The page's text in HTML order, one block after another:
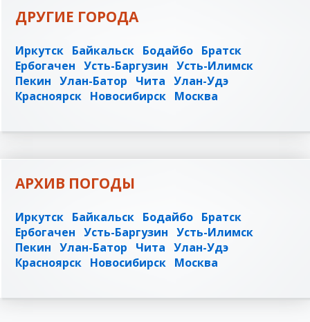
ДРУГИЕ ГОРОДА
Иркутск Байкальск Бодайбо Братск
Ербогачен Усть-Баргузин Усть-Илимск
Пекин Улан-Батор Чита Улан-Удэ
Красноярск Новосибирск Москва
АРХИВ ПОГОДЫ
Иркутск Байкальск Бодайбо Братск
Ербогачен Усть-Баргузин Усть-Илимск
Пекин Улан-Батор Чита Улан-Удэ
Красноярск Новосибирск Москва